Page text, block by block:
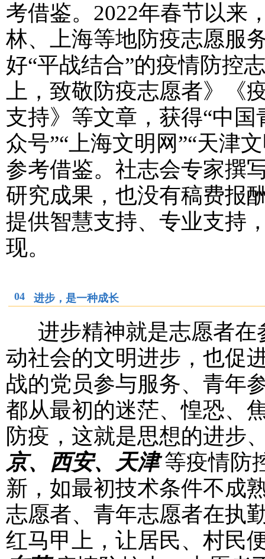
考借鉴。2022年春节以来
林、上海等地防疫志愿服
好“平战结合”的疫情防控
上，致敬防疫志愿者》《
支持》等文章，获得“中
众号”“上海文明网”“天津
参考借鉴。社志会专家撰
研究成果，也没有稿费报
提供智慧支持、专业支持
现。
04 进步，是一种成长
进步精神就是志愿者在
动社会的文明进步，也促
战的党员参与服务、青年
都从最初的迷茫、惶恐、
防疫，这就是思想的进步
京、西安、天津等疫情防
新，如最初技术条件不成
志愿者、青年志愿者在执
红马甲上，让居民、村民